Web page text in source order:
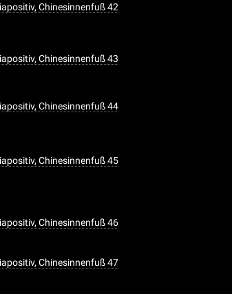
Chinesinnenfuß 42
Chinesinnenfuß 43
Chinesinnenfuß 44
Chinesinnenfuß 45
Chinesinnenfuß 46
Chinesinnenfuß 47